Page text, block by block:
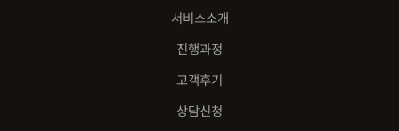
서비스소개
진행과정
고객후기
상담신청